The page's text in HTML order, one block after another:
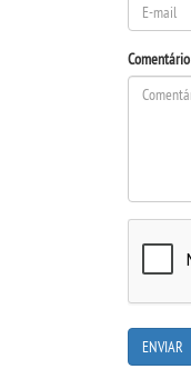
Comentário